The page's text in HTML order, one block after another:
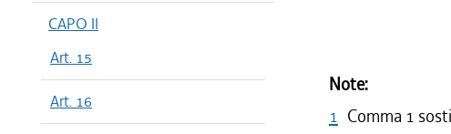
CAPO II
Art. 15
Art. 16
Note:
1 Comma 1